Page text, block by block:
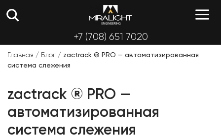
+7 (708) 651 7020
Главная / Блог / zactrack ® PRO — автоматизированная
система слежения
zactrack ® PRO —
автоматизированная
система слежения